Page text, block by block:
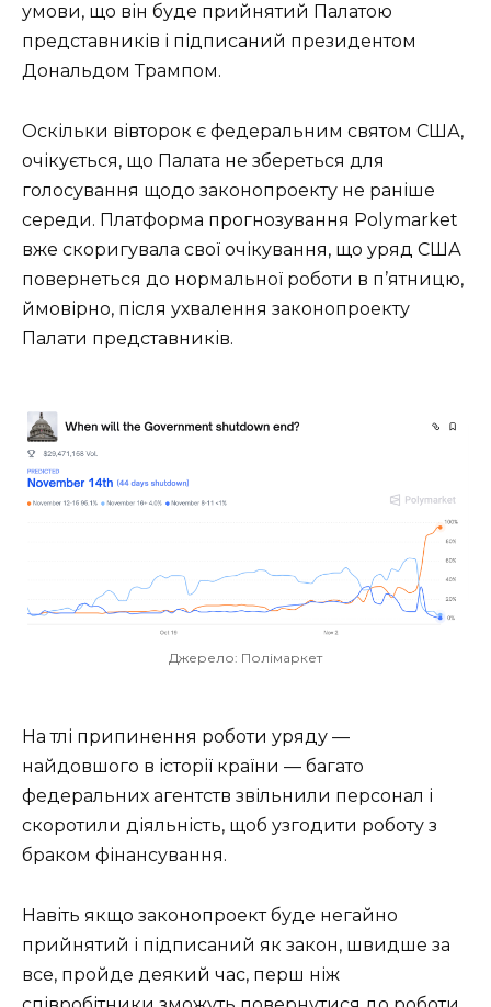
умови, що він буде прийнятий Палатою
представників і підписаний президентом
Дональдом Трампом.
Оскільки вівторок є федеральним святом США,
очікується, що Палата не збереться для
голосування щодо законопроекту не раніше
середи. Платформа прогнозування Polymarket
вже скоригувала свої очікування, що уряд США
повернеться до нормальної роботи в п’ятницю,
ймовірно, після ухвалення законопроекту
Палати представників.
Джерело: Полімаркет
На тлі припинення роботи уряду —
найдовшого в історії країни — багато
федеральних агентств звільнили персонал і
скоротили діяльність, щоб узгодити роботу з
браком фінансування.
Навіть якщо законопроект буде негайно
прийнятий і підписаний як закон, швидше за
все, пройде деякий час, перш ніж